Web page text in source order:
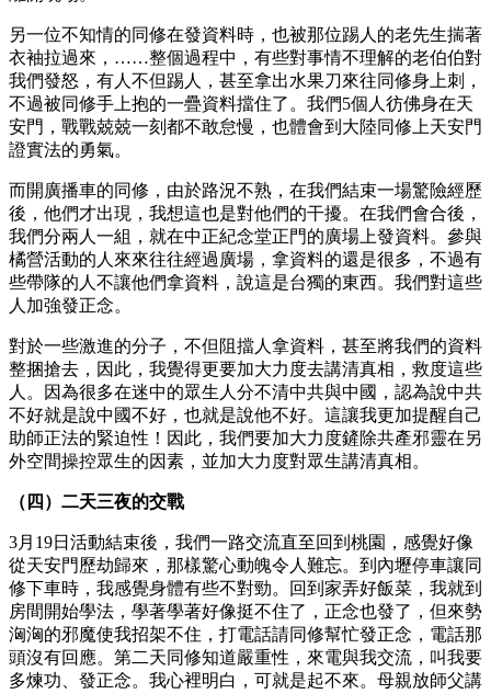
另一位不知情的同修在發資料時，也被那位踢人的老先生揣著
衣袖拉過來，……整個過程中，有些對事情不理解的老伯伯對
我們發怒，有人不但踢人，甚至拿出水果刀來往同修身上刺，
不過被同修手上抱的一疊資料擋住了。我們5個人彷佛身在天
安門，戰戰兢兢一刻都不敢怠慢，也體會到大陸同修上天安門
證實法的勇氣。
而開廣播車的同修，由於路況不熟，在我們結束一場驚險經歷
後，他們才出現，我想這也是對他們的干擾。在我們會合後，
我們分兩人一組，就在中正紀念堂正門的廣場上發資料。參與
橘營活動的人來來往往經過廣場，拿資料的還是很多，不過有
些帶隊的人不讓他們拿資料，說這是台獨的東西。我們對這些
人加強發正念。
對於一些激進的分子，不但阻擋人拿資料，甚至將我們的資料
整捆搶去，因此，我覺得更要加大力度去講清真相，救度這些
人。因為很多在迷中的眾生人分不清中共與中國，認為說中共
不好就是說中國不好，也就是說他不好。這讓我更加提醒自己
助師正法的緊迫性！因此，我們要加大力度鏟除共產邪靈在另
外空間操控眾生的因素，並加大力度對眾生講清真相。
（四）二天三夜的交戰
3月19日活動結束後，我們一路交流直至回到桃園，感覺好像
從天安門歷劫歸來，那樣驚心動魄令人難忘。到內壢停車讓同
修下車時，我感覺身體有些不對勁。回到家弄好飯菜，我就到
房間開始學法，學著學著好像挺不住了，正念也發了，但來勢
洶洶的邪魔使我招架不住，打電話請同修幫忙發正念，電話那
頭沒有回應。第二天同修知道嚴重性，來電與我交流，叫我要
多煉功、發正念。我心裡明白，可就是起不來。母親放師父講